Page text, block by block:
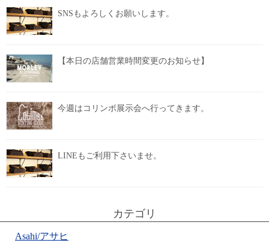
SNSもよろしくお願いします。
【本日の店舗営業時間変更のお知らせ】
今週はコリンボ展示会へ行ってきます。
LINEもご利用下さいませ。
カテゴリ
Asahi/アサヒ